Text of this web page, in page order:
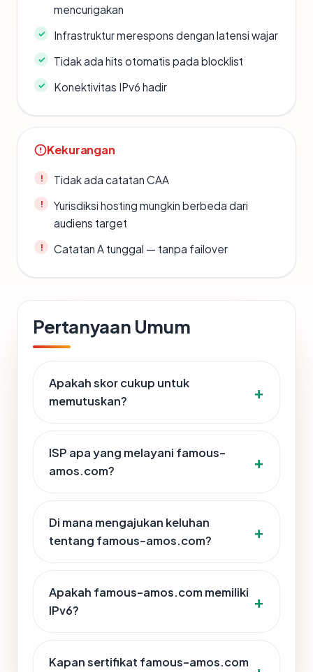
mencurigakan
Infrastruktur merespons dengan latensi wajar
Tidak ada hits otomatis pada blocklist
Konektivitas IPv6 hadir
Kekurangan
Tidak ada catatan CAA
Yurisdiksi hosting mungkin berbeda dari
audiens target
Catatan A tunggal — tanpa failover
Pertanyaan Umum
Apakah skor cukup untuk
memutuskan?
ISP apa yang melayani famous-
amos.com?
Di mana mengajukan keluhan
tentang famous-amos.com?
Apakah famous-amos.com memiliki
IPv6?
Kapan sertifikat famous-amos.com